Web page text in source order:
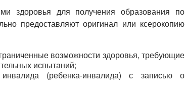
здоровья для получения образования по
предоставляют оригинал или ксерокопию
возможности здоровья, требующие
испытаний;
(ребенка-инвалида) с записью о